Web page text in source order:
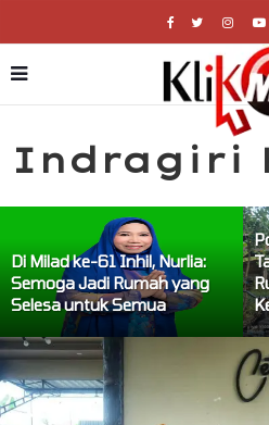
Indragiri
Di Milad ke-61 Inhil, Nurlia:
Semoga Jadi Rumah yang
Selesa untuk Semua